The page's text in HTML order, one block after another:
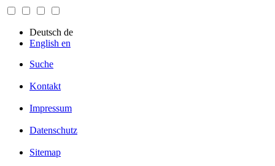
Deutsch de
English en
Suche
Kontakt
Impressum
Datenschutz
Sitemap